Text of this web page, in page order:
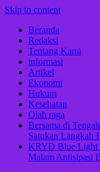
Skip to content
Beranda
Redaksi
Tentang Kami
informasi
Artikel
Ekonomi
Hukum
Kesehatan
Olah raga
Bersama di
Satukan Langkah
KRYD Blue Light
Malam Antisipasi